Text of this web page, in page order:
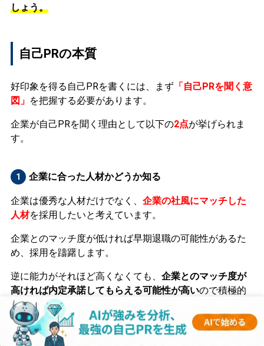
しょう。
自己PRの本質
好印象を得る自己PRを書くには、まず「自己PRを聞く意
図」 を把握する必要があります。
企業が自己PRを聞く理由として以下の2点が挙げられま
す。
1 企業に合った人材かどうか知る
企業は優秀な人材だけでなく、 企業の社風にマッチした
人材を採用したいと考えています。
企業とのマッチ度が低ければ早期退職の可能性があるた
め、採用を躊躇します。
逆に能力がそれほど高くなくても、 企業とのマッチ度が
高ければ内定承諾してもらえる可能性が高いので積極的
に採用を考える企業が多いです。
2 自己分析が正確にできているか知る